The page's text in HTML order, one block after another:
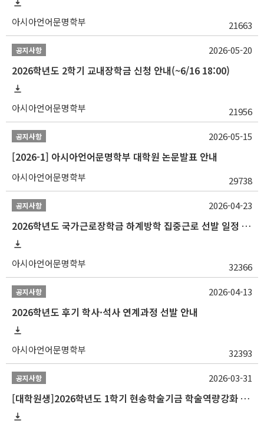
아시아언어문명학부 21663
공지사항
2026학년도 2학기 교내장학금 신청 안내(~6/16 18:00)
아시아언어문명학부 21956
2026-05-20
공지사항
[2026-1] 아시아언어문명학부 대학원 논문발표 안내
아시아언어문명학부 29738
2026-05-15
공지사항
2026학년도 국가근로장학금 하계방학 집중근로 선발 일정 안내
아시아언어문명학부 32366
2026-04-23
공지사항
2026학년도 후기 학사·석사 연계과정 선발 안내
아시아언어문명학부 32393
2026-04-13
공지사항
[대학원생]2026학년도 1학기 현송학술기금 학술역량강화 사업 안내
2026-03-31